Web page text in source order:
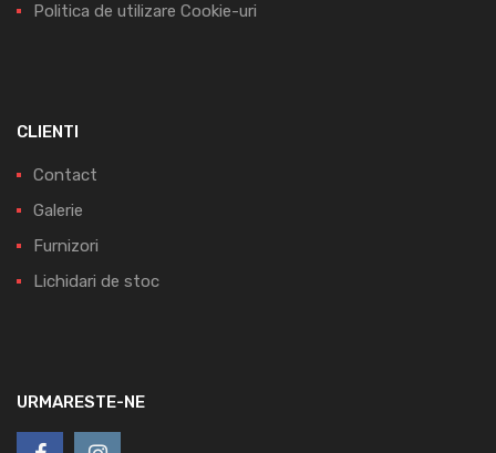
Politica de utilizare Cookie-uri
CLIENTI
Contact
Galerie
Furnizori
Lichidari de stoc
URMARESTE-NE